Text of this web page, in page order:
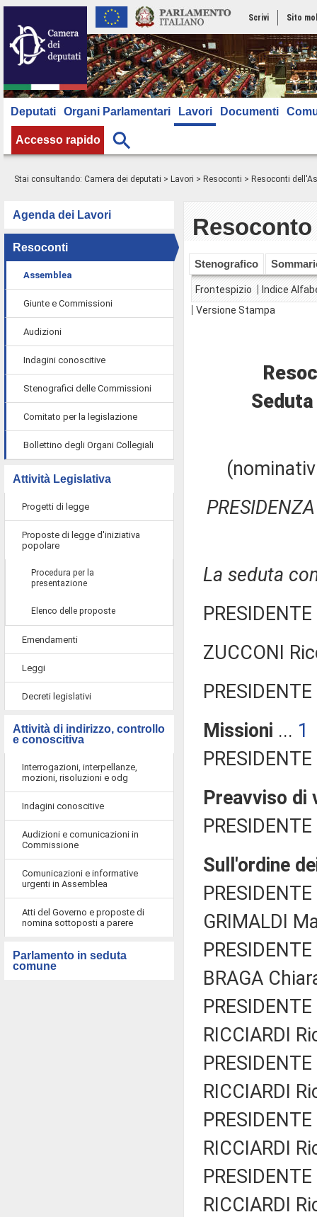
Scrivi Sito
Deputati Organi Parlamentari Lavori Documenti
Accesso rapido
Stai consultando: Camera dei deputati > Lavori > Resoconti > Resoconti
Agenda dei Lavori
Resoconti
Assemblea
Giunte e Commissioni
Audizioni
Indagini conoscitive
Stenografici delle Commissioni
Comitato per la legislazione
Bollettino degli Organi Collegiali
Attività Legislativa
Progetti di legge
Proposte di legge d'iniziativa
popolare
Procedura per la
presentazione
Elenco delle proposte
Emendamenti
Leggi
Decreti legislativi
Attività di indirizzo, controllo
e conoscitiva
Interrogazioni, interpellanze,
mozioni, risoluzioni e odg
Indagini conoscitive
Audizioni e comunicazioni in
Commissione
Comunicazioni e informative
urgenti in Assemblea
Atti del Governo e proposte di
nomina sottoposti a parere
Parlamento in seduta
comune
Stenografico
Frontespizio
Indice
Versione Stampa
La seduta
ZUCCONI
Missioni ... 1
Preavviso di
Sull'ordine
GRIMALDI
BRAGA
RICCIARDI
RICCIARDI
RICCIARDI
RICCIARDI